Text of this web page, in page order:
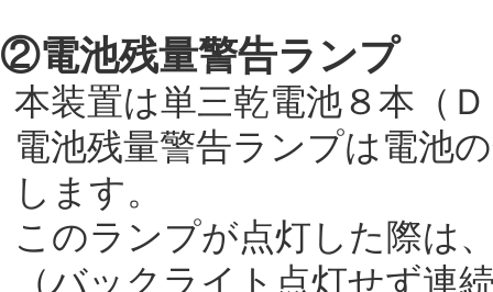
②電池残量警告ランプ
本装置は単三乾電池８本（
電池残量警告ランプは電池
します。
このランプが点灯した際は
（バックライト点灯せず連